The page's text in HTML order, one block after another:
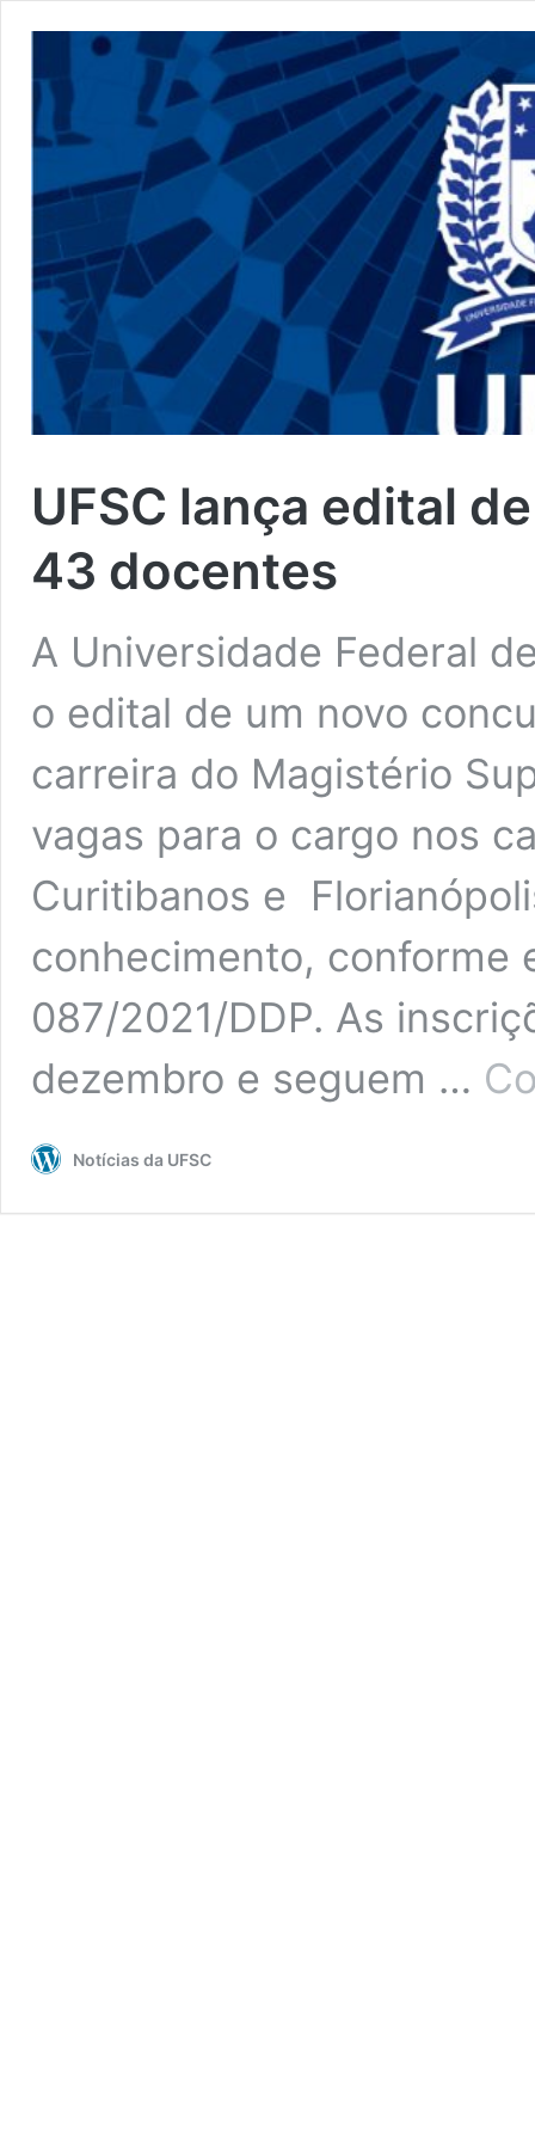
UFSC lança edital
43 docentes
A Universidade Federal
o edital de um novo
carreira do Magistério
vagas para o cargo nos
Curitibanos e
conhecimento, conforme
087/2021/DDP. As
dezembro e seguem …
Notícias da UFSC